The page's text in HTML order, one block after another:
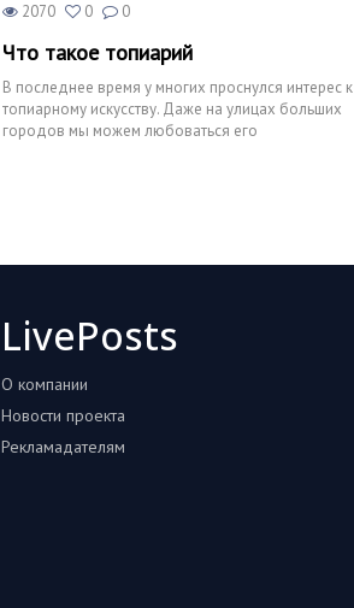
2070 0 0
Что такое топиарий
В последнее время у многих проснулся интерес к
топиарному искусству. Даже на улицах больших
городов мы можем любоваться его
LivePosts
О компании
Новости проекта
Рекламадателям